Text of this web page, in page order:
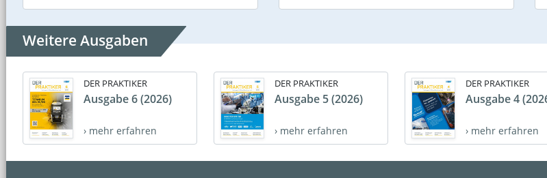
Weitere Ausgaben
DER PRAKTIKER
Ausgabe 6 (2026)
› mehr erfahren
DER PRAKTIKER
Ausgabe 5 (2026)
› mehr erfahren
DER PRAKTIKER
Ausgabe 4
› mehr erfahren